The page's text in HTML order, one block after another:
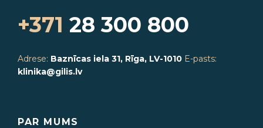
+371 28 300 800
Adrese: Baznīcas iela 31, Rīga, LV-1010 E-pasts:
klinika@gilis.lv
PAR MUMS